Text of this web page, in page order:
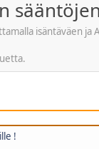
isäntäväen
!